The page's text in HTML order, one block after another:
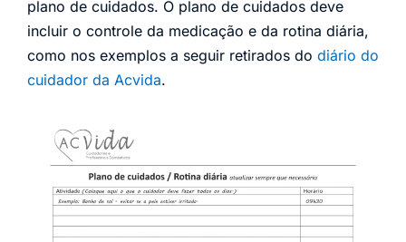
plano de cuidados. O plano de cuidados deve
incluir o controle da medicação e da rotina diária,
como nos exemplos a seguir retirados do diário do
cuidador da Acvida.